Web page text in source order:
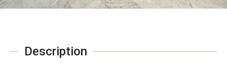
Description